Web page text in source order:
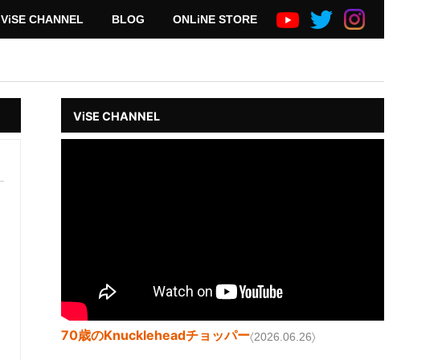
ViSE CHANNEL BLOG ONLiNE STORE
ViSE CHANNEL
70歳のKnuckleheadチョッパー〈2026.06.26〉